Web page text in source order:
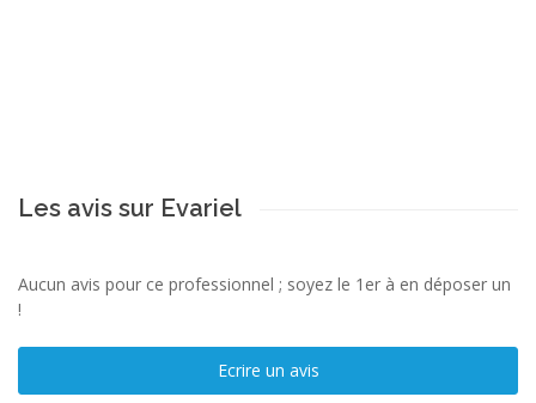
Les avis sur Evariel
Aucun avis pour ce professionnel ; soyez le 1er à en déposer un
!
Ecrire un avis